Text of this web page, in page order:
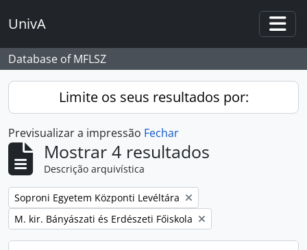
UnivA
Database of MFLSZ
Limite os seus resultados por:
Previsualizar a impressão Fechar
Mostrar 4 resultados
Descrição arquivística
Remover filtro:
Soproni Egyetem Központi Levéltára
Remover filtro:
M. kir. Bányászati és Erdészeti Főiskola